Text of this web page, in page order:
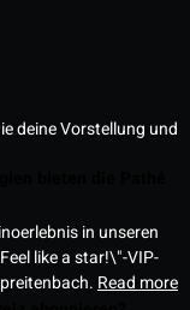
deine Vorstellung und
in unseren
like a star!\"-VIP-
Read more